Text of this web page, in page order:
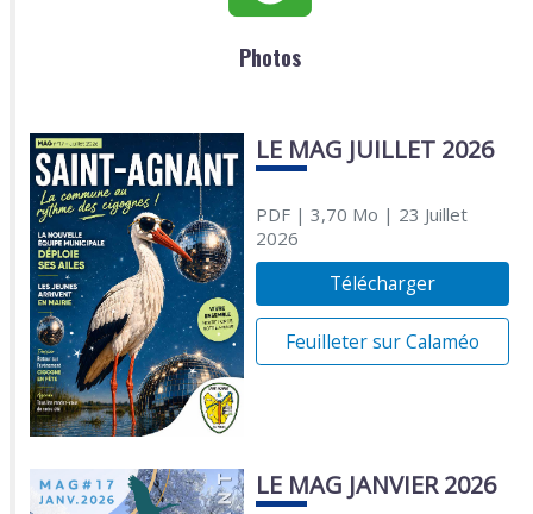
Photos
LE MAG JUILLET 2026
PDF| 3,70 Mo | 23 Juillet
2026
Télécharger
Feuilleter sur Calaméo
LE MAG JANVIER 2026